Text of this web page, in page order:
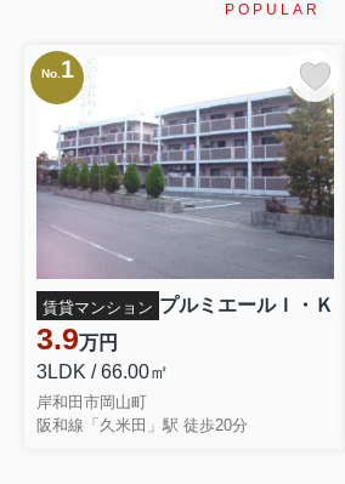
POPULAR
No. 1
賃貸マンション プルミエールＩ・Ｋ
3.9万円
3LDK / 66.00㎡
岸和田市岡山町
阪和線「久米田」駅 徒歩20分